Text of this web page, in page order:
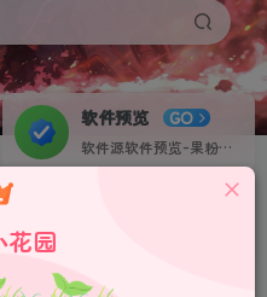
软件预览 GO
软件源软件预览-果粉资源下载签名定制站！个人证书20起稳定不掉签！
花园